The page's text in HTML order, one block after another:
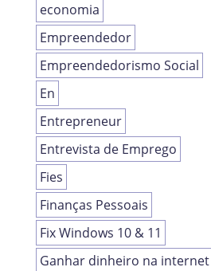
economia
Empreendedor
Empreendedorismo Social
En
Entrepreneur
Entrevista de Emprego
Fies
Finanças Pessoais
Fix Windows 10 & 11
Ganhar dinheiro na internet